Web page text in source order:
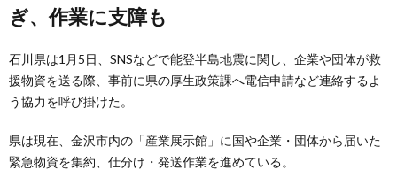
ぎ、作業に支障も
石川県は1月5日、SNSなどで能登半島地震に関し、企業や団体が救
援物資を送る際、事前に県の厚生政策課へ電信申請など連絡するよ
う協力を呼び掛けた。
県は現在、金沢市内の「産業展示館」に国や企業・団体から届いた
緊急物資を集約、仕分け・発送作業を進めている。